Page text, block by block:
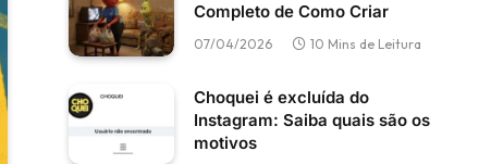
Completo de Como Criar
07/04/2026 10 Mins de Leitura
Choquei é excluída do
Instagram: Saiba quais são os
motivos